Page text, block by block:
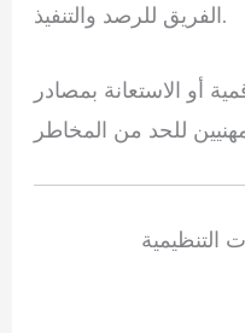
الفريق للرصد والتنفيذ.
أو الاستعانة بمصادر
التنظيمية